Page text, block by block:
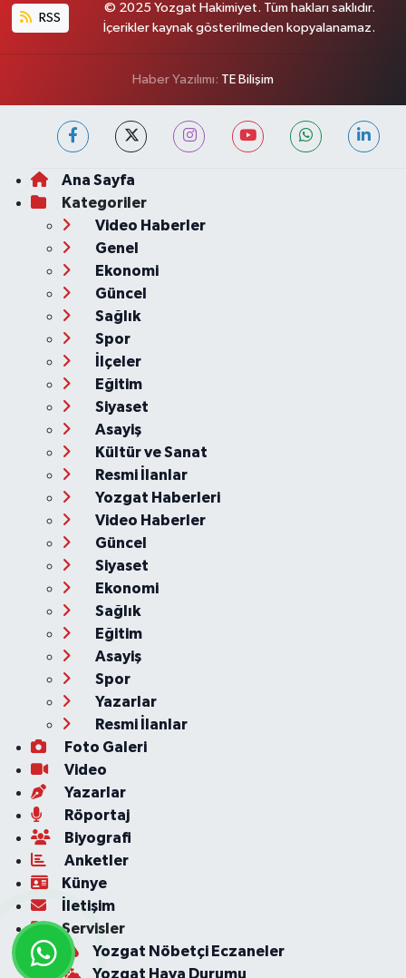
RSS
© 2025 Yozgat Hakimiyet. Tüm hakları saklıdır.
İçerikler kaynak gösterilmeden kopyalanamaz.
Haber Yazılımı: TE Bilişim
Ana Sayfa
Kategoriler
Video Haberler
Genel
Ekonomi
Güncel
Sağlık
Spor
İlçeler
Eğitim
Siyaset
Asayiş
Kültür ve Sanat
Resmi İlanlar
Yozgat Haberleri
Video Haberler
Güncel
Siyaset
Ekonomi
Sağlık
Eğitim
Asayiş
Spor
Yazarlar
Resmi İlanlar
Foto Galeri
Video
Yazarlar
Röportaj
Biyografi
Anketler
Künye
İletişim
Servisler
Yozgat Nöbetçi Eczaneler
Yozgat Hava Durumu